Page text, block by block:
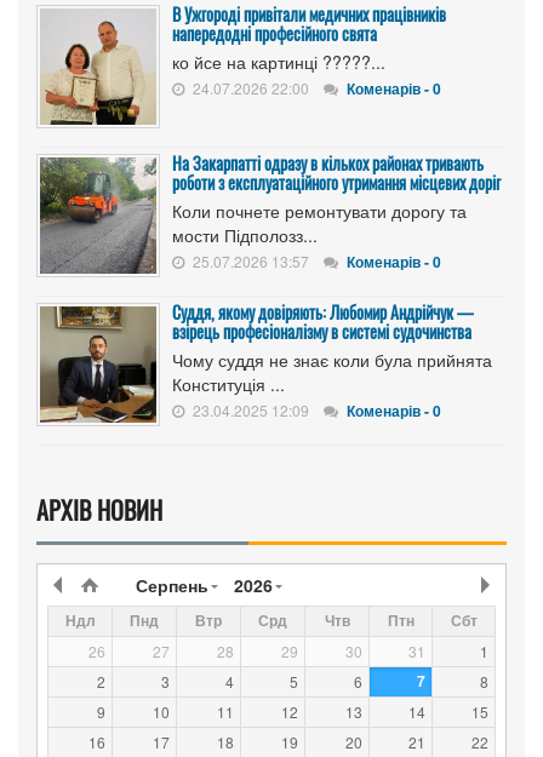
В Ужгороді привітали медичних працівників
напередодні професійного свята
ко йсе на картинці ?????...
24.07.2026 22:00 Коменарів - 0
На Закарпатті одразу в кількох районах тривають
роботи з експлуатаційного утримання місцевих доріг
Коли почнете ремонтувати дорогу та
мости Підполозз...
25.07.2026 13:57 Коменарів - 0
Суддя, якому довіряють: Любомир Андрійчук —
взірець професіоналізму в системі судочинства
Чому суддя не знає коли була прийнята
Конституція ...
23.04.2025 12:09 Коменарів - 0
АРХІВ НОВИН
Серпень 2026
Ндл Пнд Втр Срд Чтв Птн Сбт
26 27 28 29 30 31
1
2
3 4 5 6 7
8
9
10 11 12 13 14
15
16
17 18 19 20 21
22